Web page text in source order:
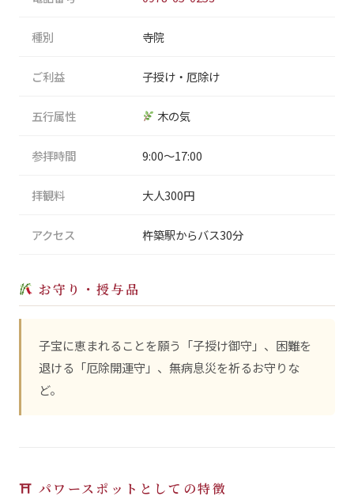
種別 寺院
ご利益 子授け・厄除け
五行属性 木の気
参拝時間 9:00〜17:00
拝観料 大人300円
アクセス 杵築駅からバス30分
お守り・授与品
子宝に恵まれることを願う「子授け御守」、困難を
退ける「厄除開運守」、無病息災を祈るお守りな
ど。
⛩ パワースポットとしての特徴